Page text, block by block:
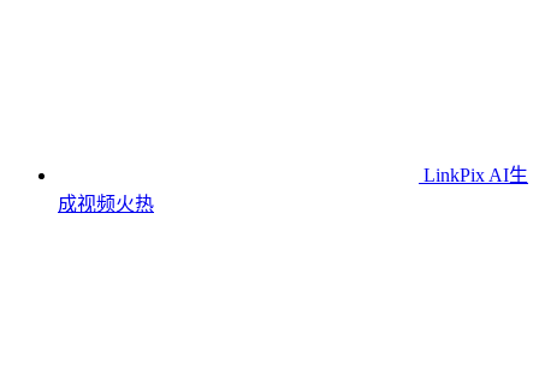
LinkPix AI生
成视频火热